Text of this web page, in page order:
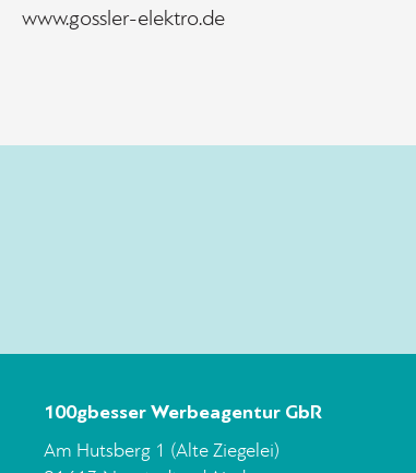
www.gossler-elektro.de
100gbesser Werbeagentur GbR
Am Hutsberg 1 (Alte Ziegelei)